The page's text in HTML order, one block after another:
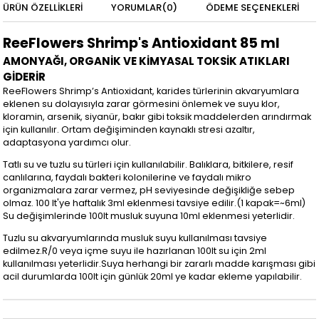
ÜRÜN ÖZELLIKLERI YORUMLAR(0) ÖDEME SEÇENEKLERI
ReeFlowers Shrimp's Antioxidant 85 ml
AMONYAĞI, ORGANİK VE KİMYASAL TOKSİK ATIKLARI
GİDERİR
ReeFlowers Shrimp’s Antioxidant, karides türlerinin akvaryumlara
eklenen su dolayısıyla zarar görmesini önlemek ve suyu klor,
kloramin, arsenik, siyanür, bakır gibi toksik maddelerden arındırmak
için kullanılır. Ortam değişiminden kaynaklı stresi azaltır,
adaptasyona yardımcı olur.
Tatlı su ve tuzlu su türleri için kullanılabilir. Balıklara, bitkilere, resif
canlılarına, faydalı bakteri kolonilerine ve faydalı mikro
organizmalara zarar vermez, pH seviyesinde değişikliğe sebep
olmaz. 100 lt'ye haftalık 3ml eklenmesi tavsiye edilir.(1 kapak=~6ml)
Su değişimlerinde 100lt musluk suyuna 10ml eklenmesi yeterlidir.
Tuzlu su akvaryumlarında musluk suyu kullanılması tavsiye
edilmez.R/0 veya içme suyu ile hazırlanan 100lt su için 2ml
kullanılması yeterlidir.Suya herhangi bir zararlı madde karışması gibi
acil durumlarda 100lt için günlük 20ml ye kadar ekleme yapılabilir.